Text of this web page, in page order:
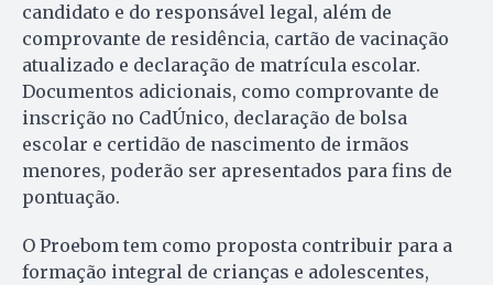
candidato e do responsável legal, além de
comprovante de residência, cartão de vacinação
atualizado e declaração de matrícula escolar.
Documentos adicionais, como comprovante de
inscrição no CadÚnico, declaração de bolsa
escolar e certidão de nascimento de irmãos
menores, poderão ser apresentados para fins de
pontuação.
O Proebom tem como proposta contribuir para a
formação integral de crianças e adolescentes,